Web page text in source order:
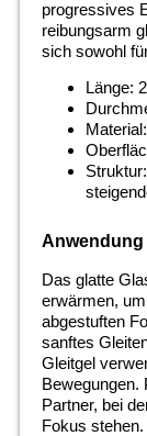
progressives
reibungsarm
sich sowohl
Länge:
Das glatte
erwärmen,
abgestuften
sanftes
Gleitgel
Bewegungen.
Partner, bei
Fokus stehen.